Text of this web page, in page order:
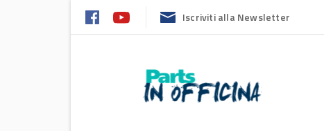
Iscriviti alla Newsletter